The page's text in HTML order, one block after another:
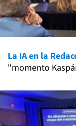
La IA en la
"momento